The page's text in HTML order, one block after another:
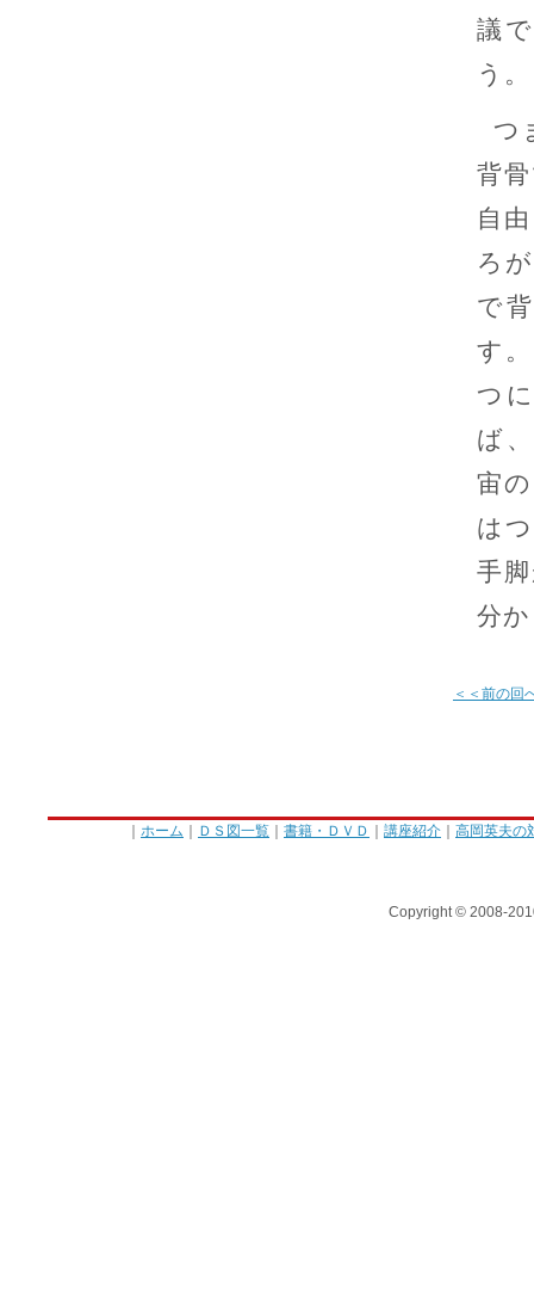
議
う。
つ
背
自
ろ
で
す
つ
ば
宙
は
手
分
＜＜前の回
ホーム ＤＳ図一覧 書籍・ＤＶＤ 講座紹介 高岡英夫の
Copyright © 2008-